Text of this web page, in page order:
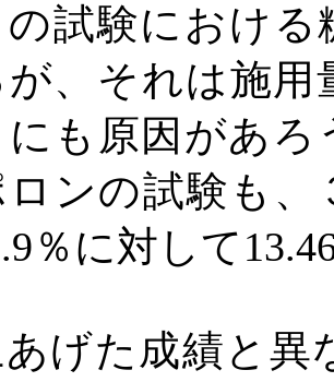
の試験におけ
、それは施
にも原因があ
ンの試験も
％に対して
げた成績と異